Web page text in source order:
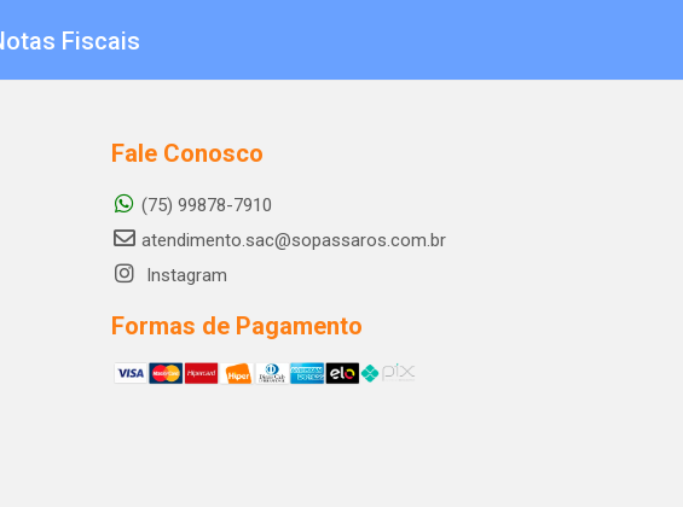
Fiscais
Fale Conosco
(75) 99878-7910
atendimento.sac@sopassaros.com.br
Instagram
Formas de Pagamento